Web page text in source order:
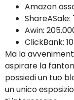
Amazon
Awin:
ClickBank:
Ma la
aspirare la
possiedi un tuo
un unico